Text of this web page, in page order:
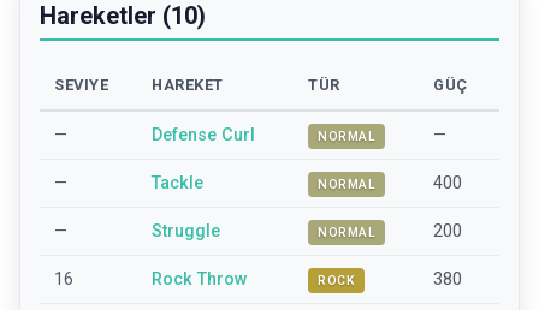
Hareketler (10)
SEVIYE HAREKET TÜR GÜÇ
— Defense Curl NORMAL —
— Tackle NORMAL 400
— Struggle NORMAL 200
16 Rock Throw ROCK 380